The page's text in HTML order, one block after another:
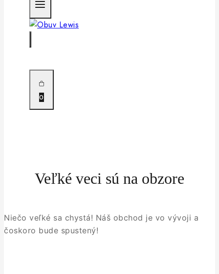
0
Veľké veci sú na obzore
Niečo veľké sa chystá! Náš obchod je vo vývoji a
čoskoro bude spustený!